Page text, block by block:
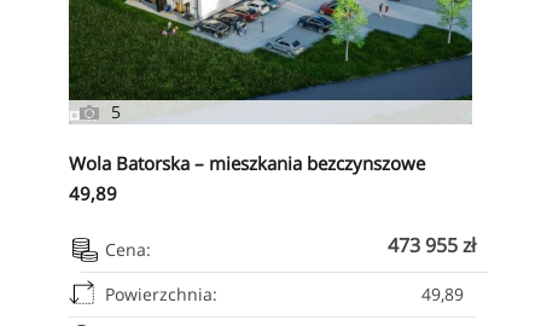
5
Wola Batorska – mieszkania bezczynszowe
49,89
Cena: 473 955 zł
Powierzchnia:
49,89